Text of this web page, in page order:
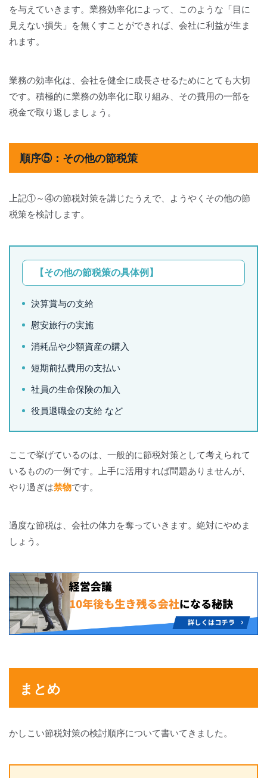
を与えていきます。業務効率化によって、このような「目に
見えない損失」を無くすことができれば、会社に利益が生ま
れます。
業務の効率化は、会社を健全に成長させるためにとても大切
です。積極的に業務の効率化に取り組み、その費用の一部を
税金で取り返しましょう。
順序⑤：その他の節税策
上記①～④の節税対策を講じたうえで、ようやくその他の節
税策を検討します。
【その他の節税策の具体例】
決算賞与の支給
慰安旅行の実施
消耗品や少額資産の購入
短期前払費用の支払い
社員の生命保険の加入
役員退職金の支給 など
ここで挙げているのは、一般的に節税対策として考えられて
いるものの一例です。上手に活用すれば問題ありませんが、
やり過ぎは禁物です。
過度な節税は、会社の体力を奪っていきます。絶対にやめま
しょう。
まとめ
かしこい節税対策の検討順序について書いてきました。